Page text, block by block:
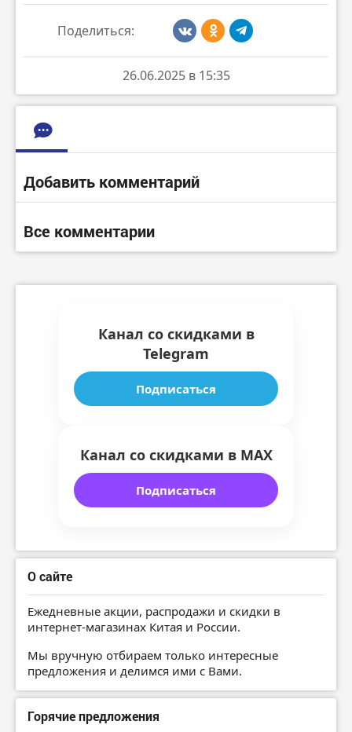
Поделиться:
26.06.2025 в 15:35
Добавить комментарий
Все комментарии
Канал со скидками в
Telegram
Подписаться
Канал со скидками в MAX
Подписаться
О сайте
Ежедневные акции, распродажи и скидки в
интернет-магазинах Китая и России.
Мы вручную отбираем только интересные
предложения и делимся ими с Вами.
Горячие предложения